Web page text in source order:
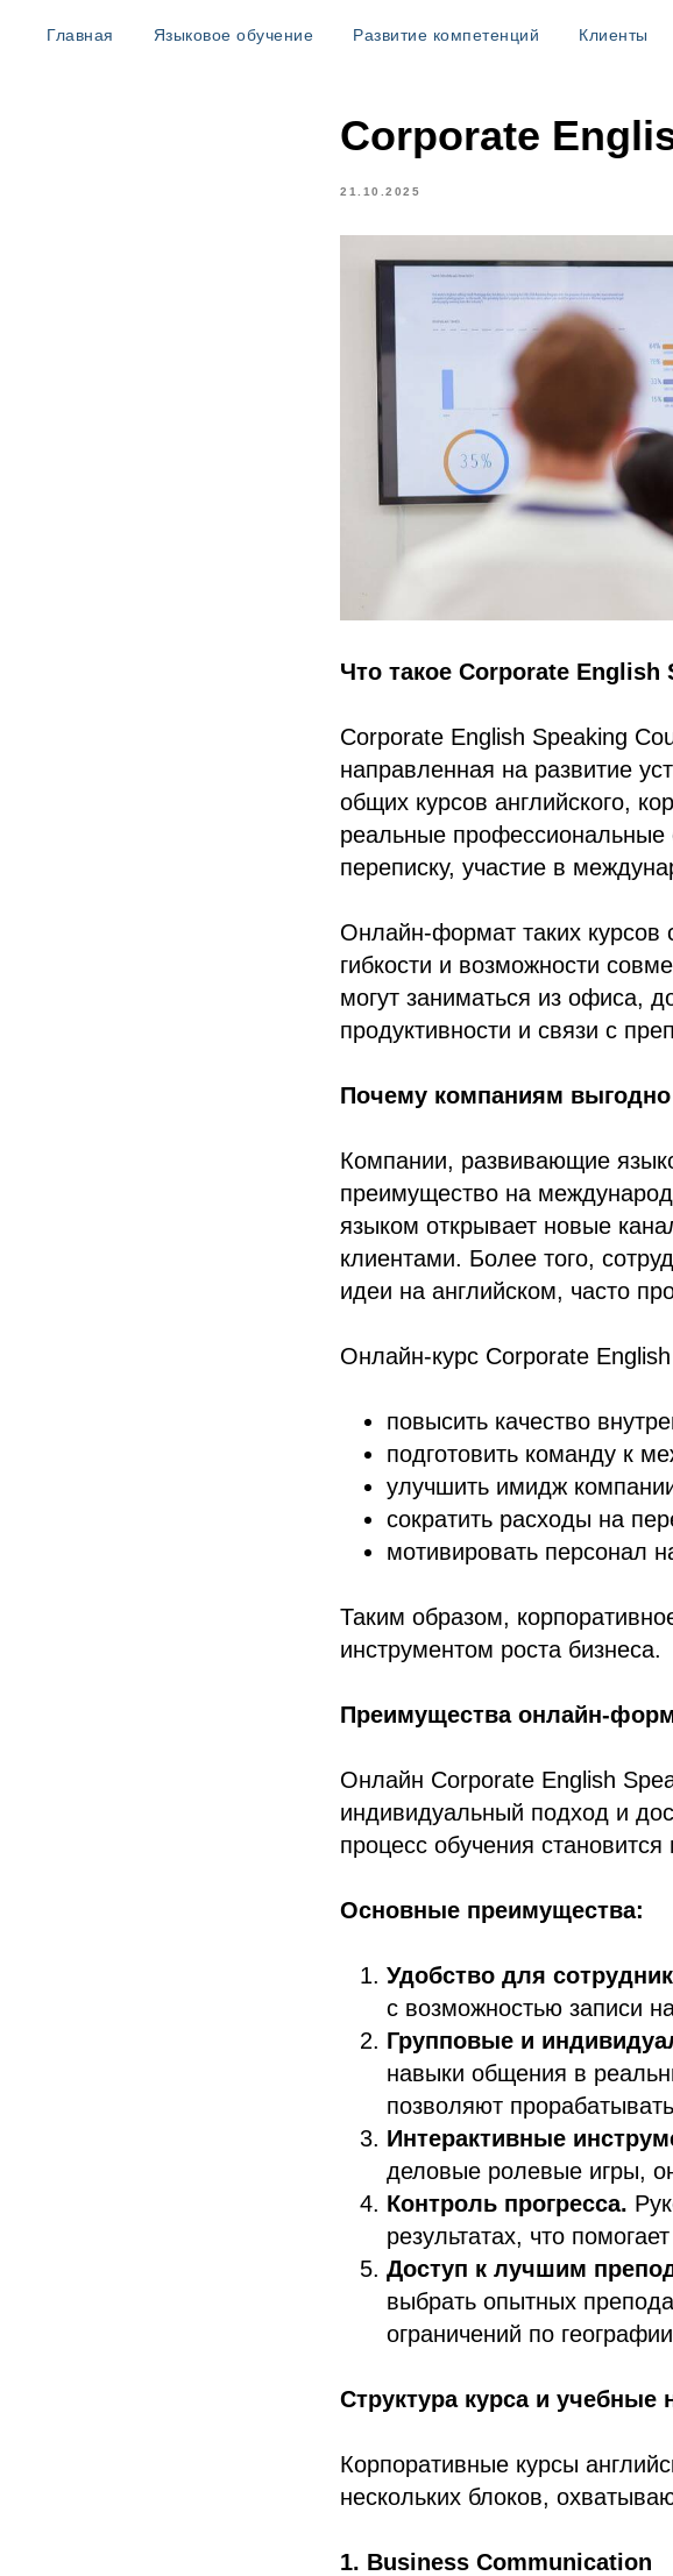
Главная Языковое обучение Развитие компетенций Клиенты
Corporate
21.10.2025
Что такое Corporate English
Corporate English Speaking
направленная на развитие
общих курсов английского,
реальные профессиональные
переписку, участие в
Онлайн-формат таких курсов
гибкости и возможности
могут заниматься из офиса,
продуктивности и связи с
Почему компаниям выгодно
Компании, развивающие
преимущество на
языком открывает новые
клиентами. Более того,
идеи на английском, часто
Онлайн-курс Corporate
повысить качество
подготовить команду к
улучшить имидж
сократить расходы на
мотивировать персонал
Таким образом,
инструментом роста бизнеса.
Преимущества онлайн-
Онлайн Corporate English
индивидуальный подход и
процесс обучения
Основные преимущества:
Удобство для
с возможностью записи
Групповые и
навыки общения в
позволяют
Интерактивные
деловые ролевые игры,
Контроль прогресса.
результатах, что
Доступ к лучшим
выбрать опытных
ограничений по
Структура курса и учебные
Корпоративные курсы
нескольких блоков,
1. Business Communication